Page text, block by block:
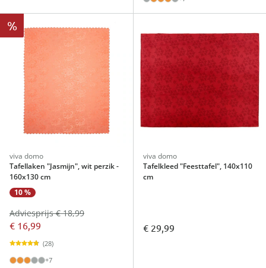
%
viva domo
Tafellaken "Jasmijn", wit perzik -
160x130 cm
10 %
€ 16,99
Adviesprijs € 18,99
(28)
+7
viva domo
Tafelkleed "Feesttafel", 140x110
cm
€ 29,99